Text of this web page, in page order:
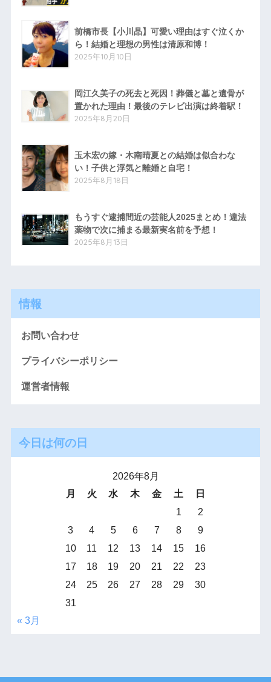
前橋市長【小川晶】可愛い理由はすぐ泣くか
ら！結婚と理想の男性は清原和博！
2025年10月10日
岡江久美子の死去と死因！葬儀と墓と遺骨が
置かれた理由！最後のテレビ出演は終着駅！
2025年8月20日
玉木宏の嫁・木南晴夏との結婚は似合わな
い！子供と浮気と離婚と自宅！
2025年8月18日
もうすぐ逮捕間近の芸能人2025まとめ！違法
薬物で次に捕まる最新実名前を予想！
2025年8月13日
情報
お問い合わせ
プライバシーポリシー
運営者情報
今日は何の日
2026年8月
月
火 水 木 金 土
日
1
2
3
4 5 6 7 8
9
10
11 12 13 14 15
16
17
18 19 20 21 22
23
24
25 26 27 28 29
30
31
« 3月